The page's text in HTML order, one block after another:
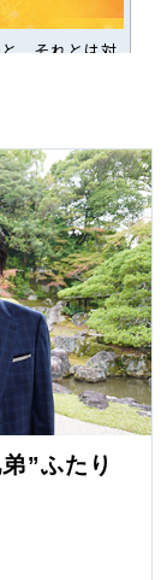
”ふたり